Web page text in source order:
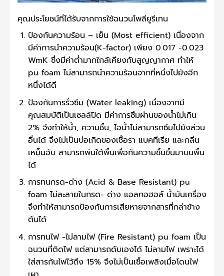
คุณประโยชน์ที่ได้รับจากการใช้ฉนวนโพลียูรีเทน
ป้องกันความร้อน – เย็น (Most efficient) เนื่องจาก
มีค่าการนำความร้อน(K-factor) เพียง 0.017 -0.023
WmK ซึ่งมีค่าต่ำมากใกล้เคียงกับสูญญากาศ ทำให้
pu foam ไม่สามารถนำความร้อนจากที่หนึ่งไปยังอีก
หนึ่งได้ดี
ป้องกันการรั่วซึม (Water leaking) เนื่องจากมี
คุณสมบัติเป็นเซลล์ปิด มีค่าการซึมผ่านของน้ำไม่เกิน
2% จึงทำให้น้ำ, ความชื้น, ไอน้ำไม่สามารถซึมไปยังส่วน
อื่นได้ จึงไม่เป็นบ่อเกิดของเชื้อรา แบคทีเรีย และกลิ่น
เหม็นอับ สามารถพ่นใต้พื้นเพื่อกันความชื้นขึ้นมาบนพื้น
ได้
การทนกรด-ด่าง (Acid & Base Resistant) pu
foam ไม่ละลายในกรด- ด่าง แอลกอฮอล์ น้ำมันเครื่อง
จึงทำให้สามารถป้องกันการเสียหายจากสารที่กล่าข้าง
ต้นได้
การทนไฟ -ไม่ลามไฟ (Fire Resistant) pu foam เป็น
ฉนวนที่ติดไฟ แต่สามารถดับเองได้ ไม่ลามไฟ เพราะได้
ใส่สารกันไฟไว้ถึง 15% จึงไม่เป็นเชื้อเพลิงเมื่อโดนไฟ